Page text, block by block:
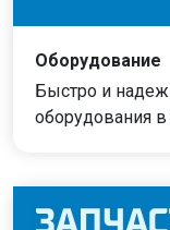
Оборудование
Быстро и
оборудования